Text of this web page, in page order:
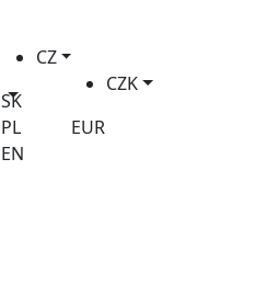
CZ
SK
PL
EN
CZK
EUR